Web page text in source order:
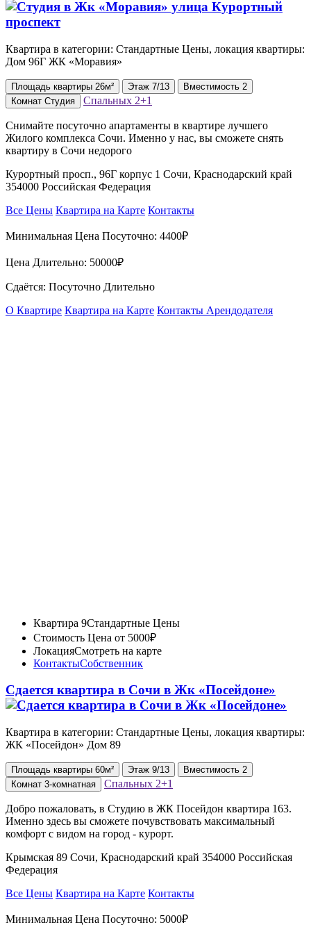
Квартира в категории: Стандартные Цены, локация квартиры:
Дом 96Г ЖК «Моравия»
Площадь квартиры 26м² Этаж 7/13 Вместимость 2
Комнат Студия Спальных 2+1
Снимайте посуточно апартаменты в квартире лучшего
Жилого комплекса Сочи. Именно у нас, вы сможете снять
квартиру в Сочи недорого
Курортный просп., 96Г корпус 1 Сочи, Краснодарский край
354000 Российская Федерация
Все Цены Квартира на Карте Контакты
Минимальная Цена Посуточно: 4400₽
Цена Длительно: 50000₽
Сдаётся: Посуточно Длительно
О Квартире Квартира на Карте Контакты Арендодателя
Квартира 9Стандартные Цены
Стоимость Цена от 5000₽
ЛокацияСмотреть на карте
КонтактыСобственник
Сдается квартира в Сочи в Жк «Посейдоне»
Квартира в категории: Стандартные Цены, локация квартиры:
ЖК «Посейдон» Дом 89
Площадь квартиры 60м² Этаж 9/13 Вместимость 2
Комнат 3-комнатная Спальных 2+1
Добро пожаловать, в Студию в ЖК Посейдон квартира 163.
Именно здесь вы сможете почувствовать максимальный
комфорт с видом на город - курорт.
Крымская 89 Сочи, Краснодарский край 354000 Российская
Федерация
Все Цены Квартира на Карте Контакты
Минимальная Цена Посуточно: 5000₽